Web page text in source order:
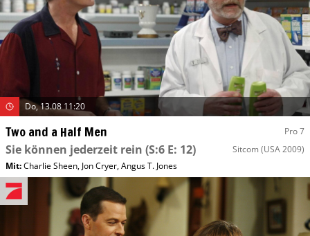
Do, 13.08 11:20
Two and a Half Men Pro 7
Sie können jederzeit rein (S:6 E: 12) Sitcom (USA 2009)
Mit:Charlie Sheen,Jon Cryer,Angus T. Jones